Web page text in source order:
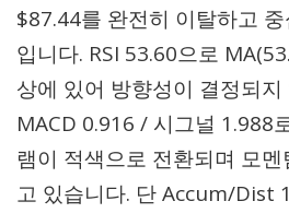
$87.44를 완전히 이탈하고
입니다. RSI 53.60으로
상에 있어 방향성이 결정되
MACD 0.916 / 시그널 1.988
램이 적색으로 전환되며 모
고 있습니다. 단 Accum/Dist